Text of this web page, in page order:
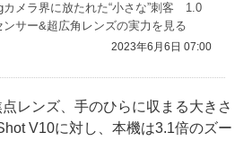
カメラ界に放たれた“小さな”刺客 1.0
ンサー&超広角レンズの実力を見る
2023年6月6日 07:00
レンズ、手のひらに収まる大きさ
V10に対し、本機は3.1倍のズー